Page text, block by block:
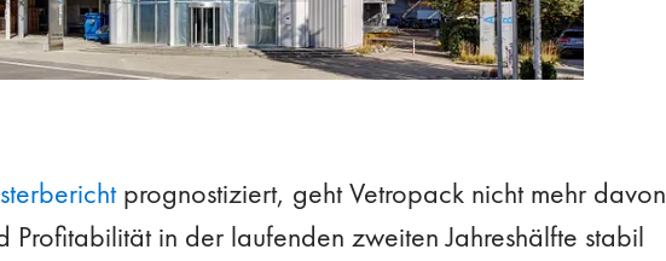
prognostiziert, geht Vetropack nicht mehr davon
Profitabilität in der laufenden zweiten Jahreshälfte stabil